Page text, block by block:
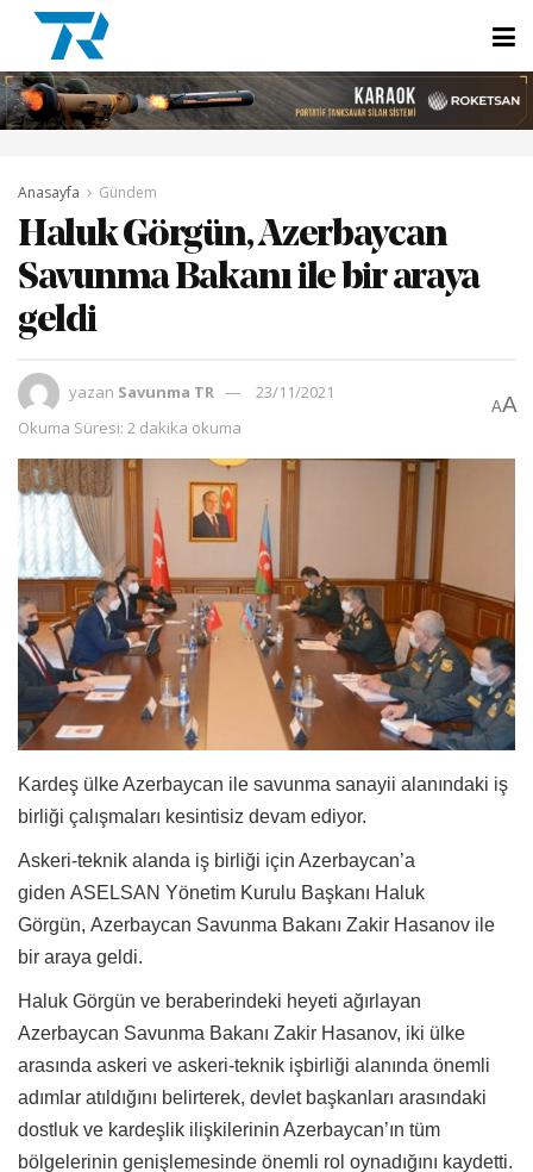
Anasayfa Gündem
Haluk Görgün, Azerbaycan
Savunma Bakanı ile bir araya
geldi
yazan Savunma TR
23/11/2021
Okuma Süresi: 2 dakika okuma
AA
Kardeş ülke Azerbaycan ile savunma sanayii alanındaki iş
birliği çalışmaları kesintisiz devam ediyor.
Askeri-teknik alanda iş birliği için Azerbaycan’a
giden ASELSAN Yönetim Kurulu Başkanı Haluk
Görgün, Azerbaycan Savunma Bakanı Zakir Hasanov ile
bir araya geldi.
Haluk Görgün ve beraberindeki heyeti ağırlayan
Azerbaycan Savunma Bakanı Zakir Hasanov, iki ülke
arasında askeri ve askeri-teknik işbirliği alanında önemli
adımlar atıldığını belirterek, devlet başkanları arasındaki
dostluk ve kardeşlik ilişkilerinin Azerbaycan’ın tüm
bölgelerinin genişlemesinde önemli rol oynadığını kaydetti.